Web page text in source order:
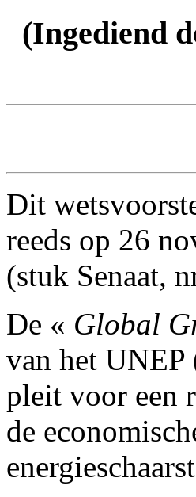
(Ingediend
Dit
reeds op 26
(stuk Senaat,
De « Global
van het UNEP
pleit voor een
de